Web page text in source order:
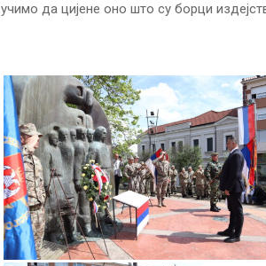
учимо да цијене оно што су борци